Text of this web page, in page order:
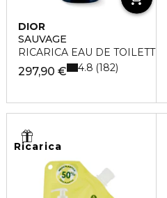
DIOR
SAUVAGE
RICARICA EAU DE TOILETTE
297,90 € 4.8 182
Ricarica